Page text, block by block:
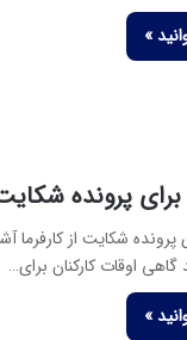
»
پرونده شکایت
پرونده شکایت از کارفرما
گاهی اوقات کارکنان برای…
»